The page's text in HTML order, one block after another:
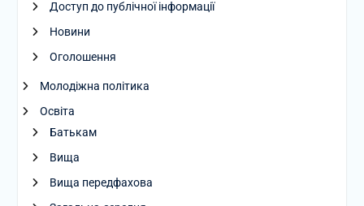
Доступ до публічної інформації
Новини
Оголошення
Молодіжна політика
Освіта
Батькам
Вища
Вища передфахова